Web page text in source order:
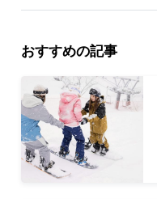
おすすめの記事